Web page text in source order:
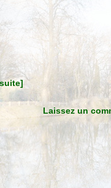
Laissez un